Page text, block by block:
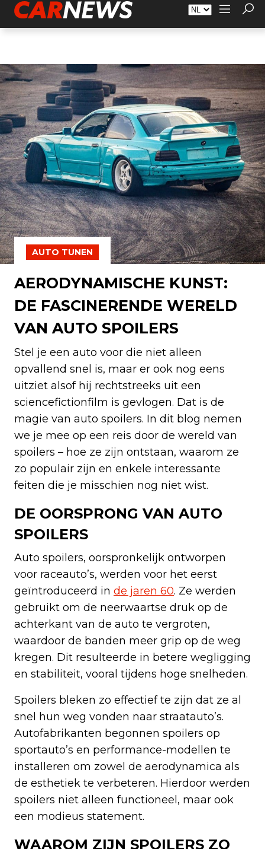
Adverteren Over Carnews.nl Contact
AUTO TUNEN
AERODYNAMISCHE KUNST:
DE FASCINERENDE WERELD
VAN AUTO SPOILERS
Stel je een auto voor die niet alleen
opvallend snel is, maar er ook nog eens
uitziet alsof hij rechtstreeks uit een
sciencefictionfilm is gevlogen. Dat is de
magie van auto spoilers. In dit blog nemen
we je mee op een reis door de wereld van
spoilers – hoe ze zijn ontstaan, waarom ze
zo populair zijn en enkele interessante
feiten die je misschien nog niet wist.
DE OORSPRONG VAN AUTO
SPOILERS
Auto spoilers, oorspronkelijk ontworpen
voor raceauto’s, werden voor het eerst
geïntroduceerd in de jaren 60. Ze werden
gebruikt om de neerwaartse druk op de
achterkant van de auto te vergroten,
waardoor de banden meer grip op de weg
kregen. Dit resulteerde in betere wegligging
en stabiliteit, vooral tijdens hoge snelheden.
Spoilers bleken zo effectief te zijn dat ze al
snel hun weg vonden naar straatauto’s.
Autofabrikanten begonnen spoilers op
sportauto’s en performance-modellen te
installeren om zowel de aerodynamica als
de esthetiek te verbeteren. Hierdoor werden
spoilers niet alleen functioneel, maar ook
een modieus statement.
WAAROM ZIJN SPOILERS ZO